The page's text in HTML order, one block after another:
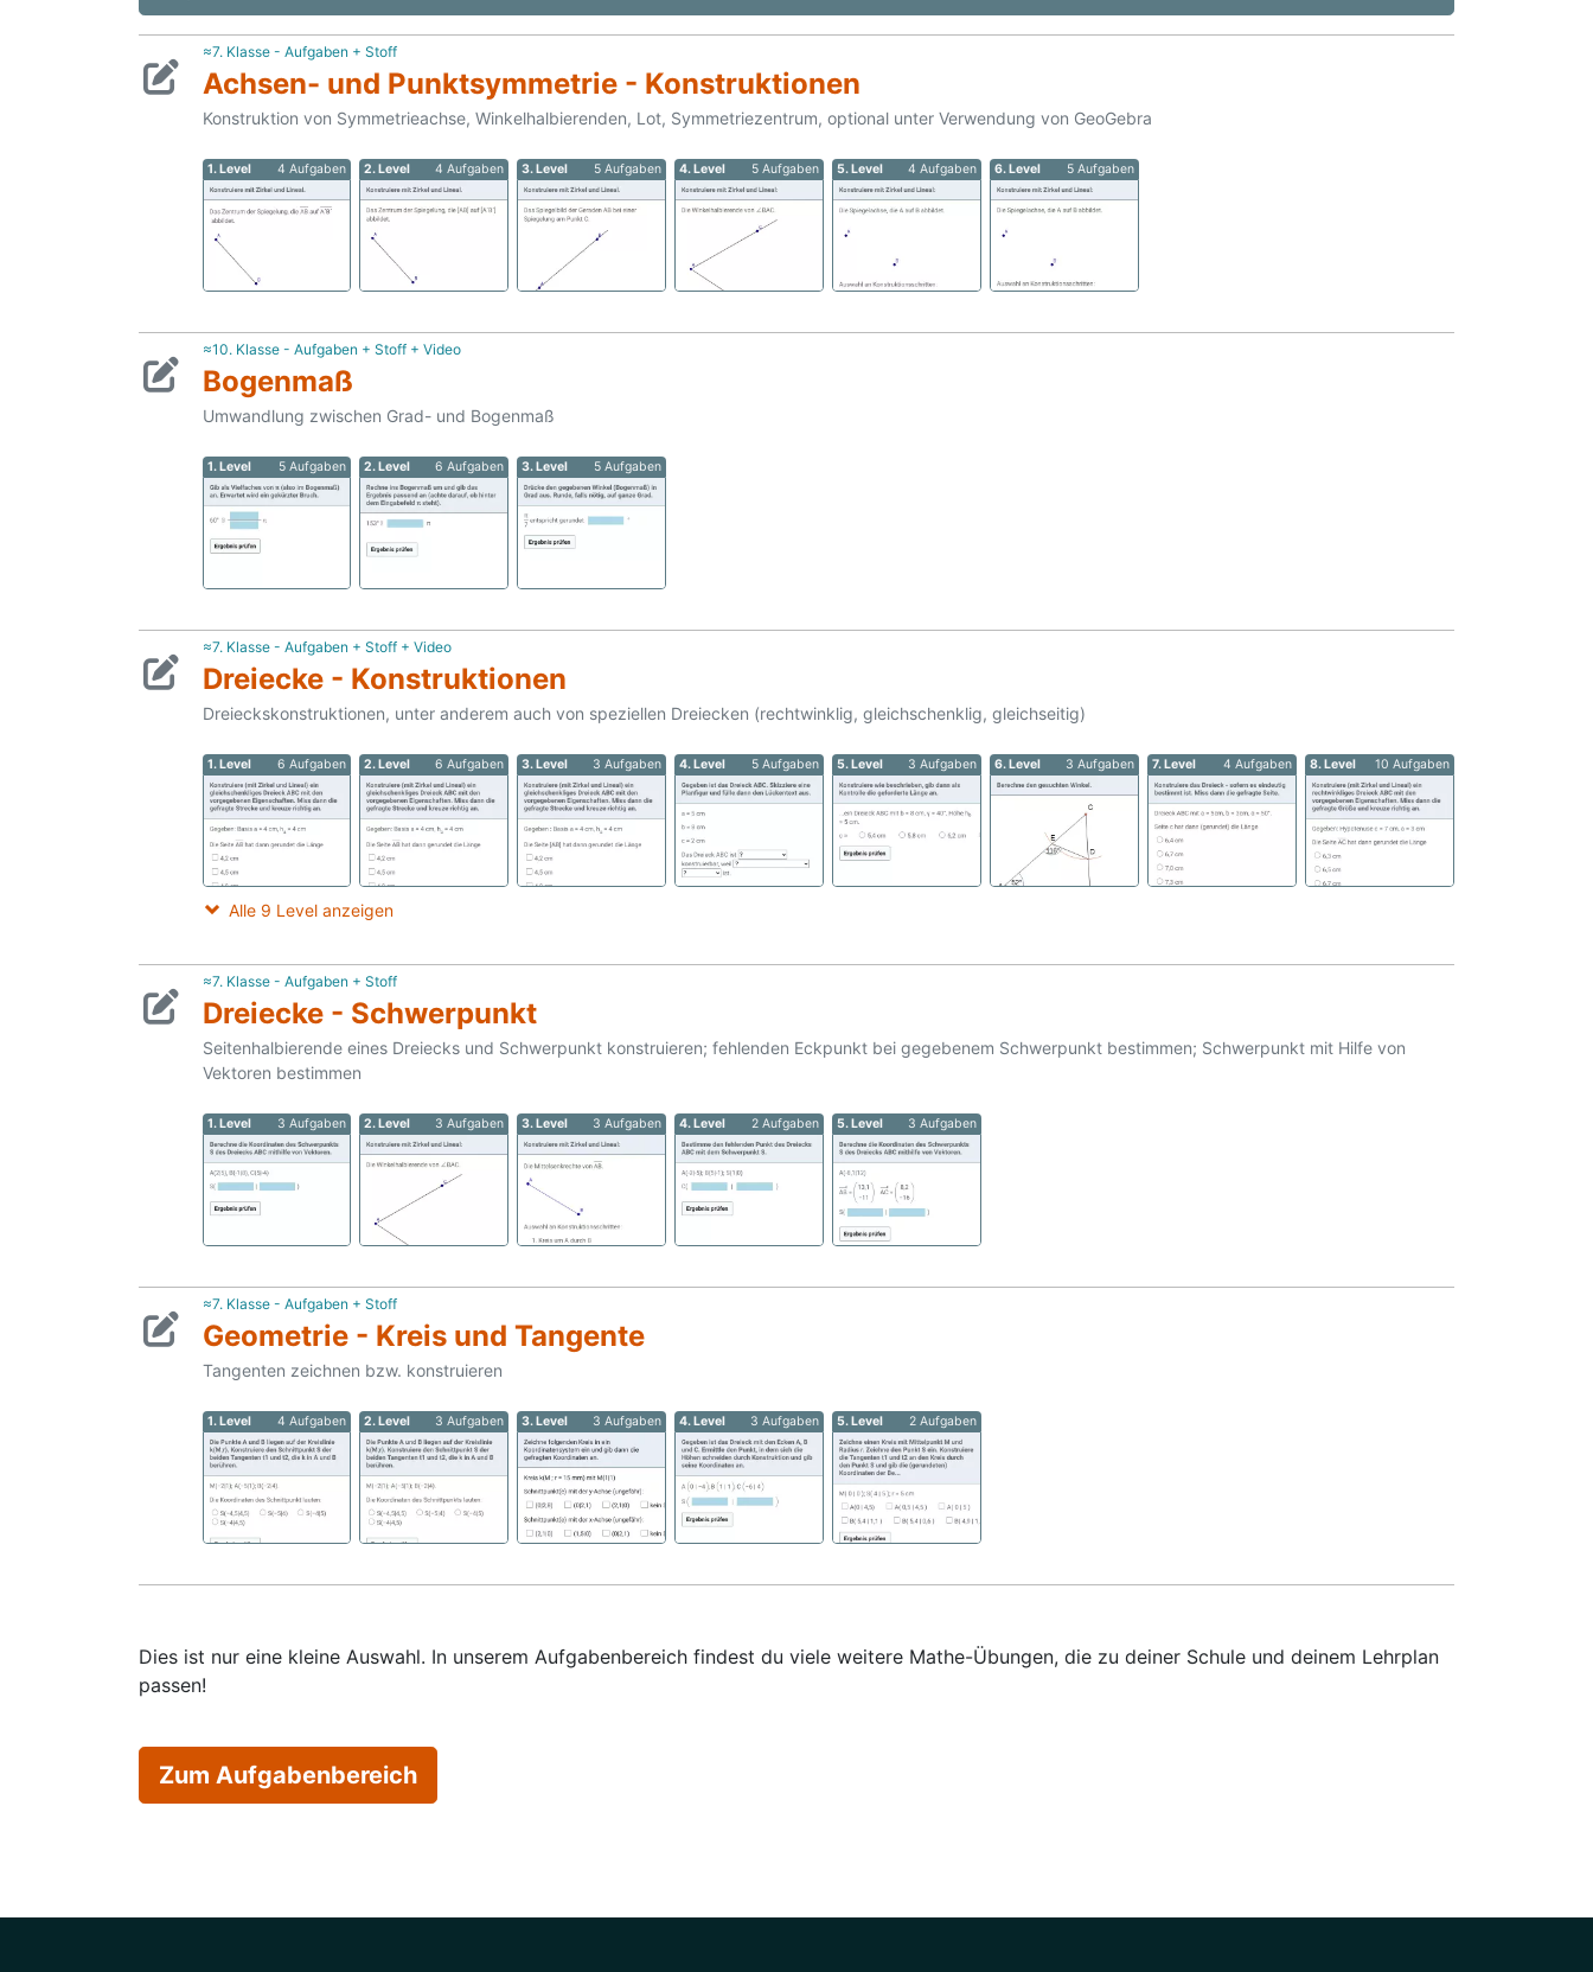
≈7. Klasse - Aufgaben + Stoff
Achsen- und Punktsymmetrie - Konstruktionen
Konstruktion von Symmetrieachse, Winkelhalbierenden, Lot, Symmetriezentrum, optional unter Verwendung von GeoGebra
1. Level 4 Aufgaben 2. Level 4 Aufgaben 3. Level 5 Aufgaben 4. Level 5 Aufgaben 5. Level 4 Aufgaben 6. Level 5 Aufgaben
≈10. Klasse - Aufgaben + Stoff + Video
Bogenmaß
Umwandlung zwischen Grad- und Bogenmaß
1. Level 5 Aufgaben 2. Level 6 Aufgaben 3. Level 5 Aufgaben
≈7. Klasse - Aufgaben + Stoff + Video
Dreiecke - Konstruktionen
Dreieckskonstruktionen, unter anderem auch von speziellen Dreiecken (rechtwinklig, gleichschenklig, gleichseitig)
1. Level 6 Aufgaben 2. Level 6 Aufgaben 3. Level 3 Aufgaben 4. Level 5 Aufgaben 5. Level 3 Aufgaben 6. Level 3 Aufgaben 7. Level 4 Aufgaben 8. Level 10 Aufgaben
Alle 9 Level anzeigen
≈7. Klasse - Aufgaben + Stoff
Dreiecke - Schwerpunkt
Seitenhalbierende eines Dreiecks und Schwerpunkt konstruieren; fehlenden Eckpunkt bei gegebenem Schwerpunkt bestimmen; Schwerpunkt mit Hilfe von
Vektoren bestimmen
1. Level 3 Aufgaben 2. Level 3 Aufgaben 3. Level 3 Aufgaben 4. Level 2 Aufgaben 5. Level 3 Aufgaben
≈7. Klasse - Aufgaben + Stoff
Geometrie - Kreis und Tangente
Tangenten zeichnen bzw. konstruieren
1. Level 4 Aufgaben 2. Level 3 Aufgaben 3. Level 3 Aufgaben 4. Level 3 Aufgaben 5. Level 2 Aufgaben
Dies ist nur eine kleine Auswahl. In unserem Aufgabenbereich findest du viele weitere Mathe-Übungen, die zu deiner Schule und deinem Lehrplan
passen!
Zum Aufgabenbereich